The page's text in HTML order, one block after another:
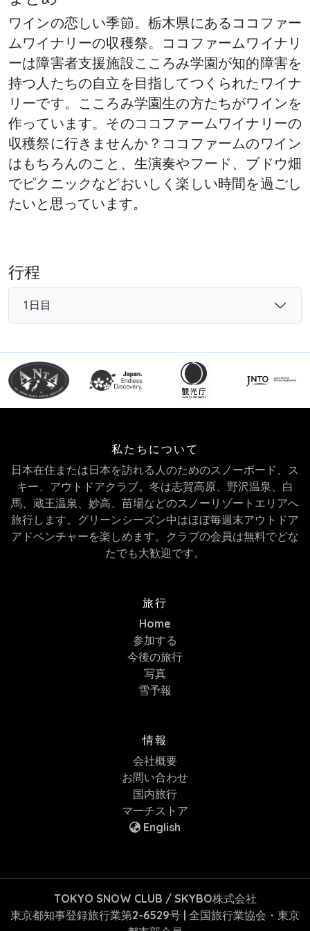
ワインの恋しい季節。栃木県にあるココファー
ムワイナリーの収穫祭。ココファームワイナリ
ーは障害者支援施設こころみ学園が知的障害を
持つ人たちの自立を目指してつくられたワイナ
リーです。こころみ学園生の方たちがワインを
作っています。そのココファームワイナリーの
収穫祭に行きませんか？ココファームのワイン
はもちろんのこと、生演奏やフード、ブドウ畑
でピクニックなどおいしく楽しい時間を過ごし
たいと思っています。
行程
1日目
私たちについて
日本在住または日本を訪れる人のためのスノーボード、ス
キー、アウトドアクラブ。冬は志賀高原、野沢温泉、白
馬、蔵王温泉、妙高、苗場などのスノーリゾートエリアへ
旅行します。グリーンシーズン中はほぼ毎週末アウトドア
アドベンチャーを楽しめます。クラブの会員は無料でどな
たでも大歓迎です。
旅行
Home
参加する
今後の旅行
写真
雪予報
情報
会社概要
お問い合わせ
国内旅行
マーチストア
English
TOKYO SNOW CLUB / SKYBO株式会社
東京都知事登録旅行業第2-6529号 | 全国旅行業協会・東京